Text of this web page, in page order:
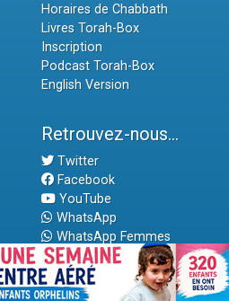
Horaires de Chabbath
Livres Torah-Box
Inscription
Podcast Torah-Box
English Version
Retrouvez-nous...
Twitter
Facebook
YouTube
WhatsApp
WhatsApp Femmes
Application iOS
Application Android